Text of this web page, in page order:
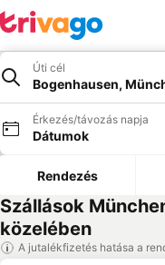
Úti cél
Bogenhausen,
Érkezés/távozás napja
Dátumok
Rendezés
Szállások
közelében
A jutalékfizetés hatása a